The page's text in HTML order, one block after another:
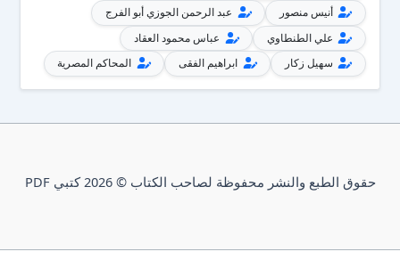
أنيس منصور
عبد الرحمن الجوزي أبو الفرج
علي الطنطاوي
عباس محمود العقاد
سهيل زكار
ابراهيم الفقى المحاكم المصرية
حقوق الطبع والنشر محفوظة لصاحب الكتاب © 2026 كتبي PDF